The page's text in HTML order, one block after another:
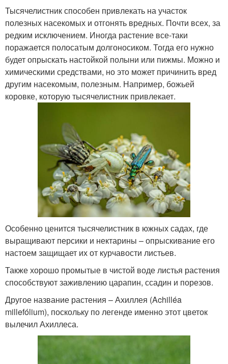
Тысячелистник способен привлекать на участок
полезных насекомых и отгонять вредных. Почти всех, за
редким исключением. Иногда растение все-таки
поражается полосатым долгоносиком. Тогда его нужно
будет опрыскать настойкой полыни или пижмы. Можно и
химическими средствами, но это может причинить вред
другим насекомым, полезным. Например, божьей
коровке, которую тысячелистник привлекает.
Особенно ценится тысячелистник в южных садах, где
выращивают персики и нектарины – опрыскивание его
настоем защищает их от курчавости листьев.
Также хорошо промытые в чистой воде листья растения
способствуют заживлению царапин, ссадин и порезов.
Другое название растения – Ахиллея (Achilléa
millefólium), поскольку по легенде именно этот цветок
вылечил Ахиллеса.